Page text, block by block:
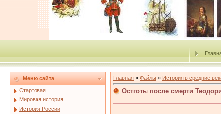
Меню сайта
Стартовая
Мировая история
История России
Главная » Файлы » История в средние
Остготы после смерти